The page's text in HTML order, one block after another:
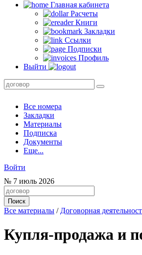
Главная кабинета
Расчеты
Книги
Закладки
Ссылки
Подписки
Профиль
Выйти
Все номера
Закладки
Материалы
Подписка
Документы
Еще...
Войти
№ 7 июль 2026
Все материалы / Договорная
Купля-продажа и